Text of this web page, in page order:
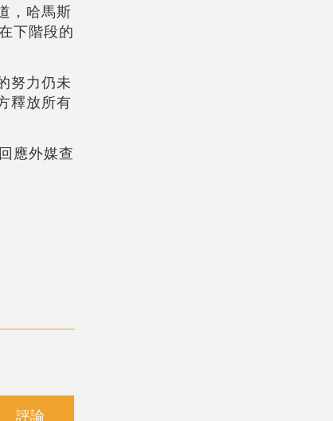
，哈馬斯
下階段的
努力仍未
釋放所有
應外媒查
評論